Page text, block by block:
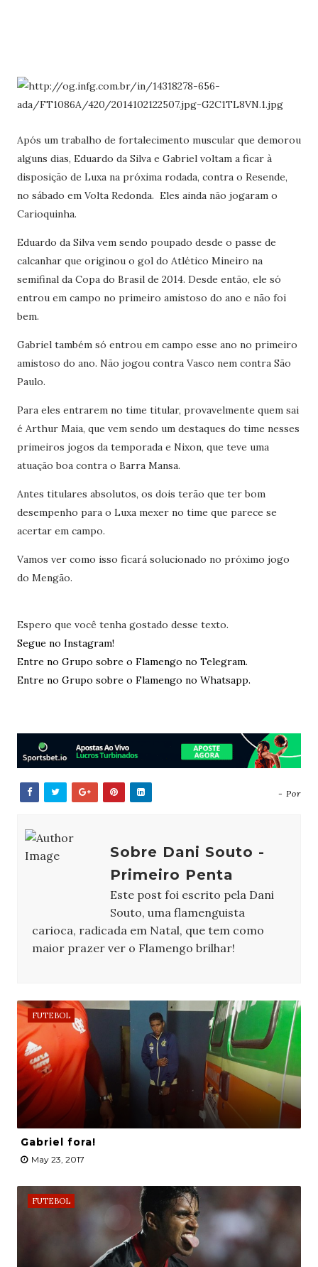
Após um trabalho de fortalecimento muscular que demorou
alguns dias, Eduardo da Silva e Gabriel voltam a ficar à
disposição de Luxa na próxima rodada, contra o Resende,
no sábado em Volta Redonda. Eles ainda não jogaram o
Carioquinha.
Eduardo da Silva vem sendo poupado desde o passe de
calcanhar que originou o gol do Atlético Mineiro na
semifinal da Copa do Brasil de 2014. Desde então, ele só
entrou em campo no primeiro amistoso do ano e não foi
bem.
Gabriel também só entrou em campo esse ano no primeiro
amistoso do ano. Não jogou contra Vasco nem contra São
Paulo.
Para eles entrarem no time titular, provavelmente quem sai
é Arthur Maia, que vem sendo um destaques do time nesses
primeiros jogos da temporada e Nixon, que teve uma
atuação boa contra o Barra Mansa.
Antes titulares absolutos, os dois terão que ter bom
desempenho para o Luxa mexer no time que parece se
acertar em campo.
Vamos ver como isso ficará solucionado no próximo jogo
do Mengão.
Espero que você tenha gostado desse texto.
Segue no Instagram!
Entre no Grupo sobre o Flamengo no Telegram.
Entre no Grupo sobre o Flamengo no Whatsapp.
- Por
Sobre Dani Souto -
Primeiro Penta
Este post foi escrito pela Dani
Souto, uma flamenguista
carioca, radicada em Natal, que tem como
maior prazer ver o Flamengo brilhar!
FUTEBOL
Gabriel fora!
May 23, 2017
FUTEBOL